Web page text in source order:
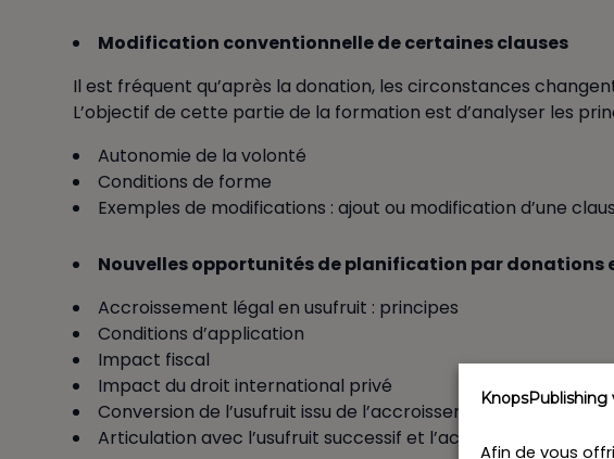
Modification conventionnelle de certaines clauses
Il est fréquent qu’après la donation, les circonstances
L’objectif de cette partie de la formation est d’analyser les
Autonomie de la volonté
Conditions de forme
Exemples de modifications : ajout ou modification d’une
Nouvelles opportunités de planification par donations
Accroissement légal en usufruit : principes
Conditions d’application
Impact fiscal
Impact du droit international privé
Conversion de l’usufruit issu de l’accroissement ?
Articulation avec l’usufruit successif et l’accroissement
KnopsPublishing
Afin de vous